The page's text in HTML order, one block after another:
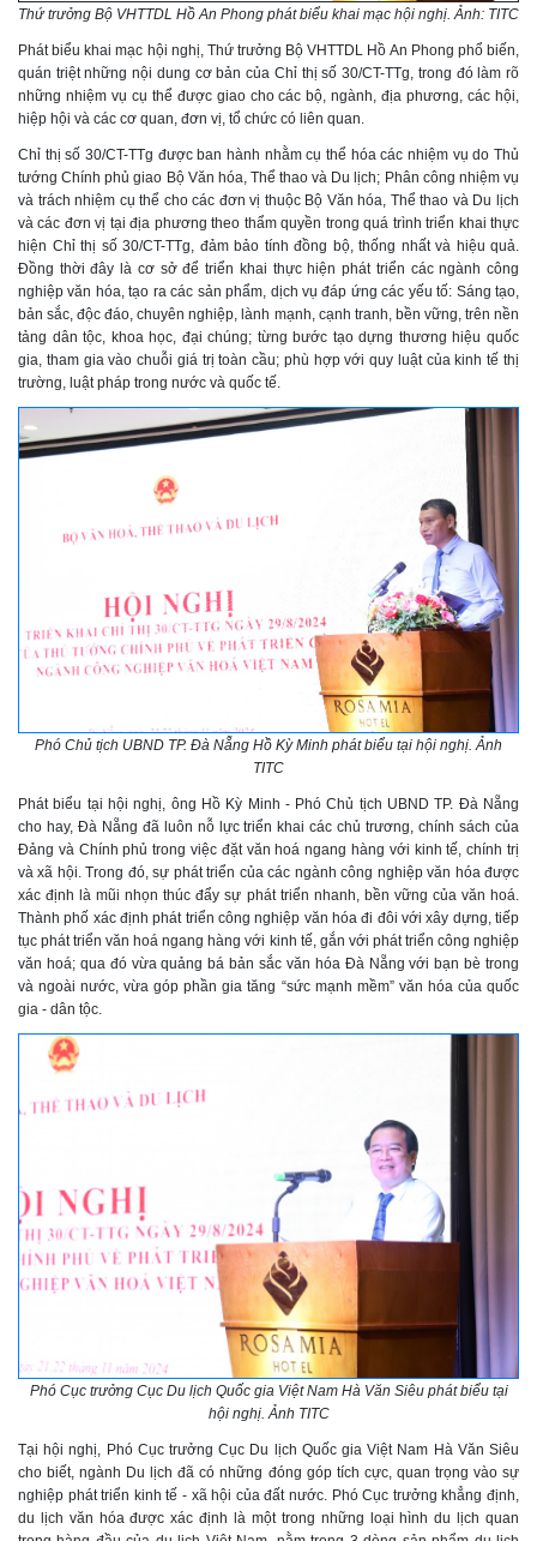
Thứ trưởng Bộ VHTTDL Hồ An Phong phát biểu khai mạc hội nghị. Ảnh: TITC
Phát biểu khai mạc hội nghị, Thứ trưởng Bộ VHTTDL Hồ An Phong phổ biến,
quán triệt những nội dung cơ bản của Chỉ thị số 30/CT-TTg, trong đó làm rõ
những nhiệm vụ cụ thể được giao cho các bộ, ngành, địa phương, các hội,
hiệp hội và các cơ quan, đơn vị, tổ chức có liên quan.
Chỉ thị số 30/CT-TTg được ban hành nhằm cụ thể hóa các nhiệm vụ do Thủ
tướng Chính phủ giao Bộ Văn hóa, Thể thao và Du lịch; Phân công nhiệm vụ
và trách nhiệm cụ thể cho các đơn vị thuộc Bộ Văn hóa, Thể thao và Du lịch
và các đơn vị tại địa phương theo thẩm quyền trong quá trình triển khai thực
hiện Chỉ thị số 30/CT-TTg, đảm bảo tính đồng bộ, thống nhất và hiệu quả.
Đồng thời đây là cơ sở để triển khai thực hiện phát triển các ngành công
nghiệp văn hóa, tạo ra các sản phẩm, dịch vụ đáp ứng các yếu tố: Sáng tạo,
bản sắc, độc đáo, chuyên nghiệp, lành mạnh, cạnh tranh, bền vững, trên nền
tảng dân tộc, khoa học, đại chúng; từng bước tạo dựng thương hiệu quốc
gia, tham gia vào chuỗi giá trị toàn cầu; phù hợp với quy luật của kinh tế thị
trường, luật pháp trong nước và quốc tế.
Phó Chủ tịch UBND TP. Đà Nẵng Hồ Kỳ Minh phát biểu tại hội nghị. Ảnh
TITC
Phát biểu tại hội nghị, ông Hồ Kỳ Minh - Phó Chủ tịch UBND TP. Đà Nẵng
cho hay, Đà Nẵng đã luôn nỗ lực triển khai các chủ trương, chính sách của
Đảng và Chính phủ trong việc đặt văn hoá ngang hàng với kinh tế, chính trị
và xã hội. Trong đó, sự phát triển của các ngành công nghiệp văn hóa được
xác định là mũi nhọn thúc đẩy sự phát triển nhanh, bền vững của văn hoá.
Thành phố xác định phát triển công nghiệp văn hóa đi đôi với xây dựng, tiếp
tục phát triển văn hoá ngang hàng với kinh tế, gắn với phát triển công nghiệp
văn hoá; qua đó vừa quảng bá bản sắc văn hóa Đà Nẵng với bạn bè trong
và ngoài nước, vừa góp phần gia tăng “sức mạnh mềm” văn hóa của quốc
gia - dân tộc.
Phó Cục trưởng Cục Du lịch Quốc gia Việt Nam Hà Văn Siêu phát biểu tại
hội nghị. Ảnh TITC
Tại hội nghị, Phó Cục trưởng Cục Du lịch Quốc gia Việt Nam Hà Văn Siêu
cho biết, ngành Du lịch đã có những đóng góp tích cực, quan trọng vào sự
nghiệp phát triển kinh tế - xã hội của đất nước. Phó Cục trưởng khẳng định,
du lịch văn hóa được xác định là một trong những loại hình du lịch quan